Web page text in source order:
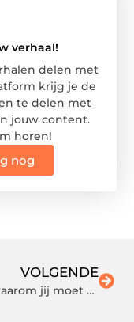
verhaal!
delen met
krijg je de
te delen met
jouw content.
horen!
nog
VOLGENDE
Dit is waarom jij moet stoppen met tuinieren!